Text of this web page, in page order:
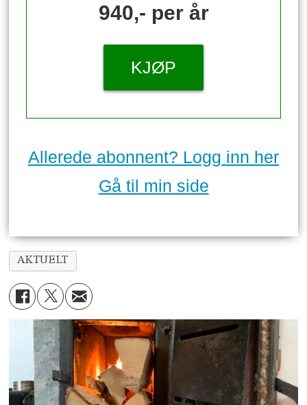
940,- per år
KJØP
Allerede abonnent? Logg inn her
Gå til min side
AKTUELT